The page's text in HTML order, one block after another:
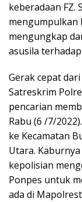
keberadaan FZ.
mengungkap
asusila
Gerak cepat
Satreskrim
pencarian
Rabu (6 /7/
ke Kecamatan
Utara.
kepolisian
Ponpes untuk
ada di